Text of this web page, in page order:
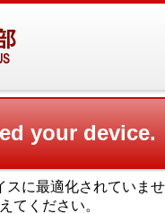
your device.
スに最適化されていま
てください。